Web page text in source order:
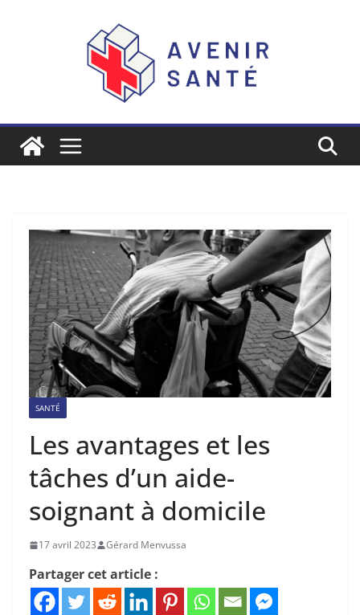
SANTÉ
Les avantages et les
tâches d’un aide-
soignant à domicile
17 avril 2023 Gérard Menvussa
Partager cet article :